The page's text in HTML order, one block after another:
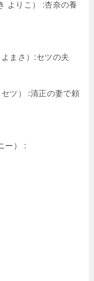
よりこ） :杏奈の養
まさ）:セツの夫
ツ） :清正の妻で頼
ー） :